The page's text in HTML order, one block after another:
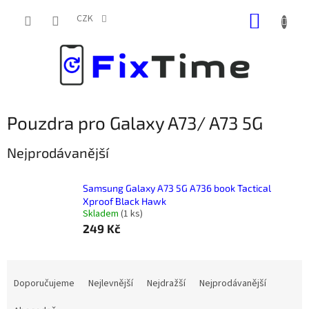
CZK
Pouzdra pro Galaxy A73/ A73 5G
Nejprodávanější
Samsung Galaxy A73 5G A736 book Tactical
Xproof Black Hawk
Skladem (1 ks)
249 Kč
Doporučujeme Nejlevnější Nejdražší
Nejprodávanější